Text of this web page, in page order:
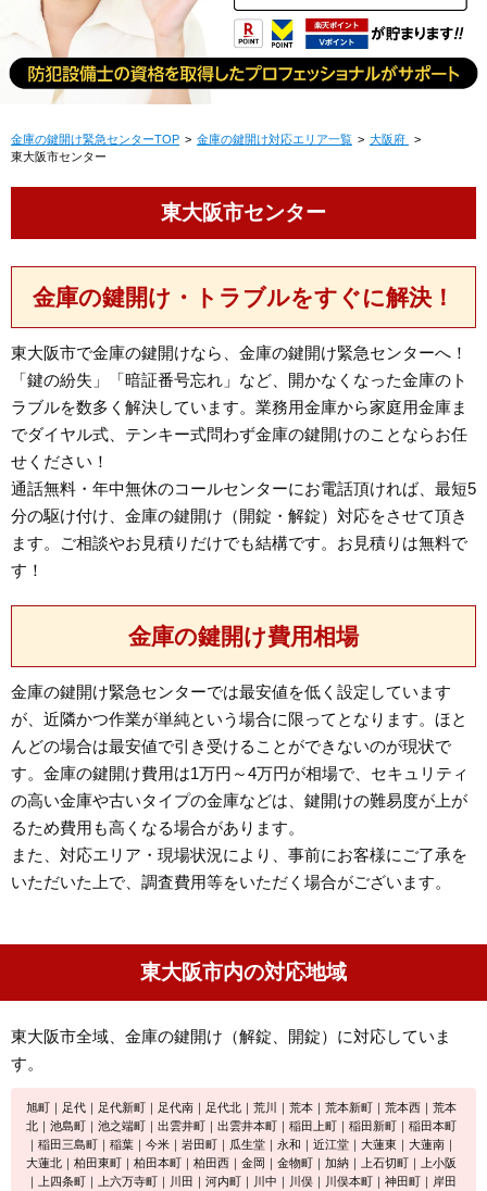
金庫の鍵開け緊急センターTOP 金庫の鍵開け対応エリア一覧
大阪府
東大阪市センター
東大阪市センター
金庫の鍵開け・トラブルをすぐに解決！
東大阪市で金庫の鍵開けなら、金庫の鍵開け緊急センターへ！
「鍵の紛失」「暗証番号忘れ」など、開かなくなった金庫のト
ラブルを数多く解決しています。業務用金庫から家庭用金庫ま
でダイヤル式、テンキー式問わず金庫の鍵開けのことならお任
せください！
通話無料・年中無休のコールセンターにお電話頂ければ、最短5
分の駆け付け、金庫の鍵開け（開錠・解錠）対応をさせて頂き
ます。ご相談やお見積りだけでも結構です。お見積りは無料で
す！
金庫の鍵開け費用相場
金庫の鍵開け緊急センターでは最安値を低く設定しています
が、近隣かつ作業が単純という場合に限ってとなります。ほと
んどの場合は最安値で引き受けることができないのが現状で
す。金庫の鍵開け費用は1万円～4万円が相場で、セキュリティ
の高い金庫や古いタイプの金庫などは、鍵開けの難易度が上が
るため費用も高くなる場合があります。
また、対応エリア・現場状況により、事前にお客様にご了承を
いただいた上で、調査費用等をいただく場合がございます。
東大阪市内の対応地域
東大阪市全域、金庫の鍵開け（解錠、開錠）に対応していま
す。
旭町｜足代｜足代新町｜足代南｜足代北｜荒川｜荒本｜荒本新町｜荒本西｜荒本
北｜池島町｜池之端町｜出雲井町｜出雲井本町｜稲田上町｜稲田新町｜稲田本町
｜稲田三島町｜稲葉｜今米｜岩田町｜瓜生堂｜永和｜近江堂｜大蓮東｜大蓮南｜
大蓮北｜柏田東町｜柏田本町｜柏田西｜金岡｜金物町｜加納｜上石切町｜上小阪
｜上四条町｜上六万寺町｜川田｜河内町｜川中｜川俣｜川俣本町｜神田町｜岸田